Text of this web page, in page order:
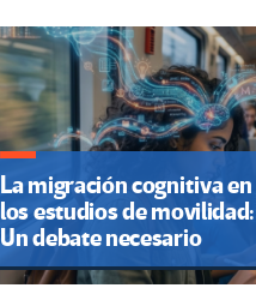
La migración cognitiva en
los estudios de movilidad:
Un debate necesario